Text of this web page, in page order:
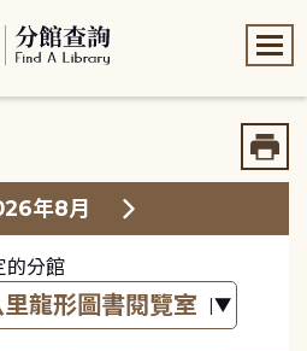
年8月
的分館